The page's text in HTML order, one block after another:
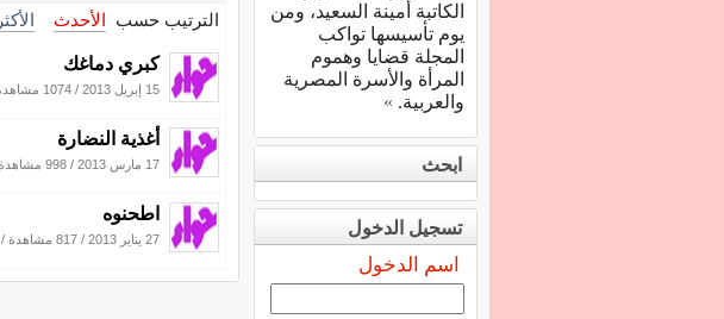
الترتيب حسب الأحدث
كبري دماغك
15 إبريل 2013 / 1074 مشاهدة
أغذية النضارة
17 مارس 2013 / 998 مشاهدة
اطحنوه
27 يناير 2013 / 817 مشاهدة
الكاتبة أمينة السعيد، ومن
يوم تأسيسها تواكب
المجلة قضايا وهموم
المرأة والأسرة المصرية
والعربية. »
ابحث
تسجيل الدخول
اسم الدخول